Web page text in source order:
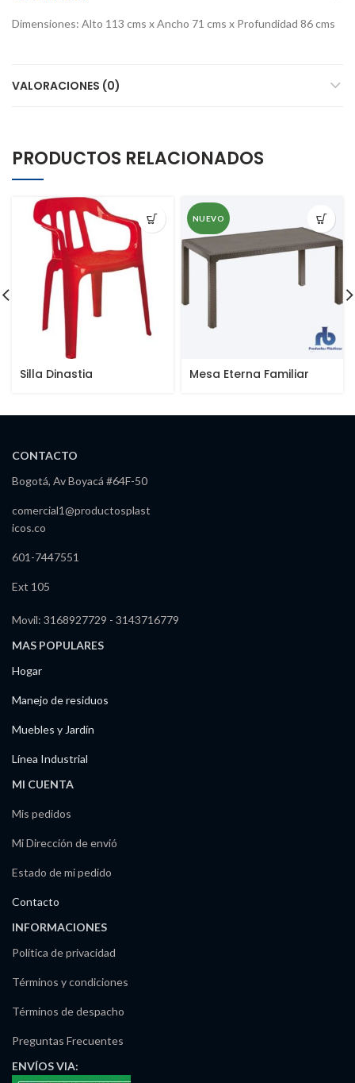
Dimensiones: Alto 113 cms x Ancho 71 cms x Profundidad 86 cms
VALORACIONES (0)
PRODUCTOS RELACIONADOS
Silla Dinastia
NUEVO
Mesa Eterna Familiar
CONTACTO
Bogotá, Av Boyacá #64F-50
comercial1@productosplast
icos.co
601-7447551
Ext 105
Movil: 3168927729 - 3143716779
MAS POPULARES
Hogar
Manejo de residuos
Muebles y Jardín
Línea Industrial
MI CUENTA
Mis pedidos
Mi Dirección de envió
Estado de mi pedido
Contacto
INFORMACIONES
Política de privacidad
Términos y condiciones
Términos de despacho
Preguntas Frecuentes
ENVÍOSVIA: